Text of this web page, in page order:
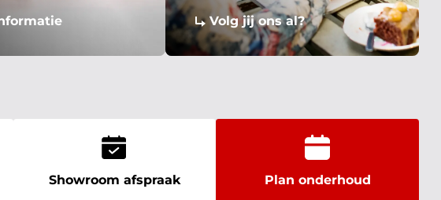
Volg jij ons al?
Showroom afspraak Plan onderhoud